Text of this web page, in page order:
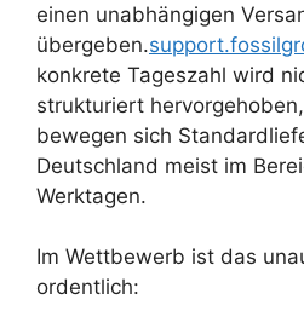
einen unabhängigen
übergeben.
konkrete Tageszahl wird
strukturiert
bewegen sich
Deutschland meist im
Werktagen.
Im Wettbewerb ist das
ordentlich: